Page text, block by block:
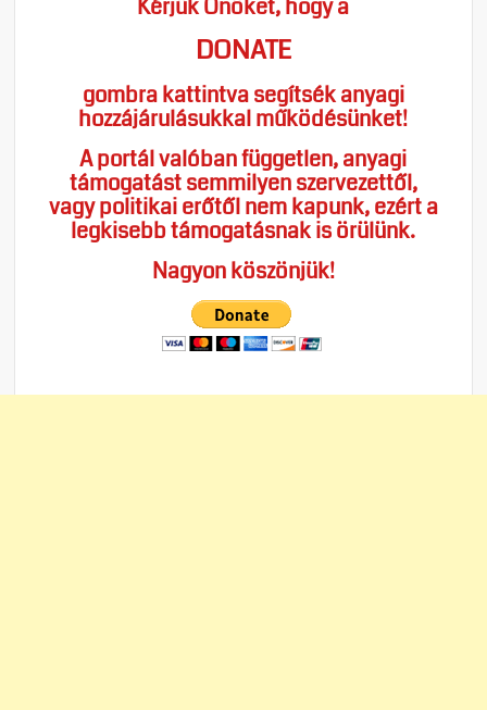
Kérjük Önöket, hogy a
DONATE
gombra kattintva segítsék anyagi
hozzájárulásukkal működésünket!
A portál valóban független, anyagi
támogatást semmilyen szervezettől,
vagy politikai erőtől nem kapunk, ezért a
legkisebb támogatásnak is örülünk.
Nagyon köszönjük!